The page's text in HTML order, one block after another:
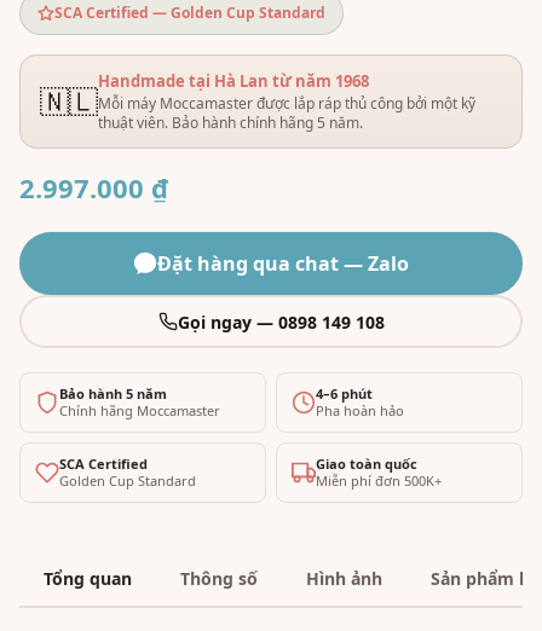
SCA Certified — Golden Cup Standard
🇳🇱Handmade tại Hà Lan từ năm 1968
Mỗi máy Moccamaster được lắp ráp thủ công bởi một kỹ
thuật viên. Bảo hành chính hãng 5 năm.
2.997.000 ₫
Đặt hàng qua chat — Zalo
Gọi ngay — 0898 149 108
Bảo hành 5 năm
Chính hãng Moccamaster
4–6 phút
Pha hoàn hảo
SCA Certified
Golden Cup Standard
Giao toàn quốc
Miễn phí đơn 500K+
Tổng quan Thông số Hình ảnh Sản phẩm